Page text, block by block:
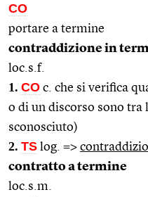
CO
portare a termine
contraddizione in
loc.s.f.
1. CO c. che si verifica
o di un discorso sono
sconosciuto)
2. TS log. =>
contratto a termine
loc.s.m.